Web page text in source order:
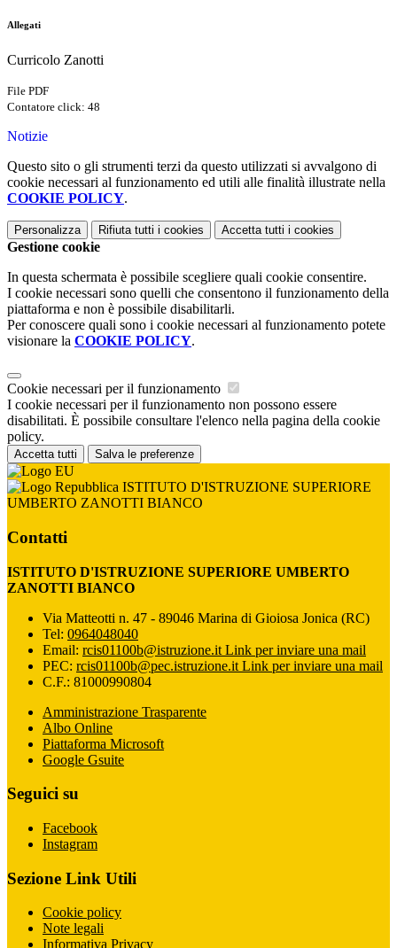
Allegati
Curricolo Zanotti
File PDF
Contatore click: 48
Notizie
Questo sito o gli strumenti terzi da questo utilizzati si avvalgono di
cookie necessari al funzionamento ed utili alle finalità illustrate nella
COOKIE POLICY.
Personalizza Rifiuta tutti i cookies Accetta tutti i cookies
Gestione cookie
In questa schermata è possibile scegliere quali cookie consentire.
I cookie necessari sono quelli che consentono il funzionamento della
piattaforma e non è possibile disabilitarli.
Per conoscere quali sono i cookie necessari al funzionamento potete
visionare la COOKIE POLICY.
Cookie necessari per il funzionamento
I cookie necessari per il funzionamento non possono essere
disabilitati. È possibile consultare l'elenco nella pagina della cookie
policy.
Accetta tutti Salva le preferenze
ISTITUTO D'ISTRUZIONE SUPERIORE
UMBERTO ZANOTTI BIANCO
Contatti
ISTITUTO D'ISTRUZIONE SUPERIORE UMBERTO
ZANOTTI BIANCO
Via Matteotti n. 47 - 89046 Marina di Gioiosa Jonica (RC)
Tel: 0964048040
Email: rcis01100b@istruzione.it Link per inviare una mail
PEC: rcis01100b@pec.istruzione.it Link per inviare una mail
C.F.: 81000990804
Amministrazione Trasparente
Albo Online
Piattaforma Microsoft
Google Gsuite
Seguici su
Facebook
Instagram
Sezione Link Utili
Cookie policy
Note legali
Informativa Privacy